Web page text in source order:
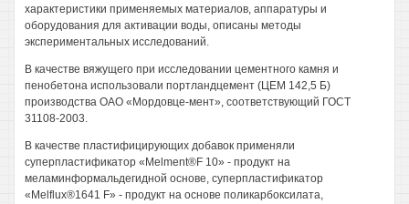
характеристики применяемых материалов, аппаратуры и
оборудования для активации воды, описаны методы
экспериментальных исследований.
В качестве вяжущего при исследовании цементного камня и
пенобетона использовали портландцемент (ЦЕМ 142,5 Б)
производства ОАО «Мордовце-мент», соответствующий ГОСТ
31108-2003.
В качестве пластифицирующих добавок применяли
суперпластификатор «Melment®F 10» - продукт на
меламинформальдегидной основе, суперпластификатор
«Melflux®1641 F» - продукт на основе поликарбоксилата,